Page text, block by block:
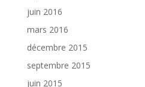
juin 2016
mars 2016
décembre 2015
septembre 2015
juin 2015